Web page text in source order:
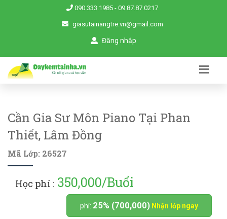
090.333.1985 - 09.87.87.0217
giasutainangtre.vn@gmail.com
Đăng nhập
Cần Gia Sư Môn Piano Tại Phan
Thiết, Lâm Đồng
Mã Lớp: 26527
Học phí : 350,000/Buổi
phí: 25% (700,000) Nhận lớp ngay